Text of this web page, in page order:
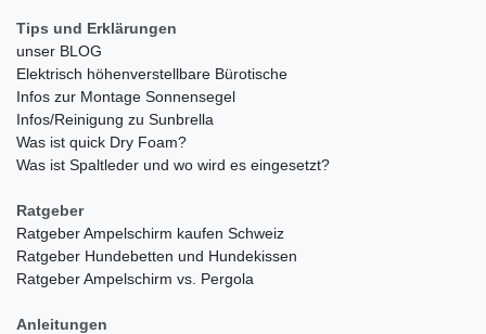
Tips und Erklärungen
unser BLOG
Elektrisch höhenverstellbare Bürotische
Infos zur Montage Sonnensegel
Infos/Reinigung zu Sunbrella
Was ist quick Dry Foam?
Was ist Spaltleder und wo wird es eingesetzt?
Ratgeber
Ratgeber Ampelschirm kaufen Schweiz
Ratgeber Hundebetten und Hundekissen
Ratgeber Ampelschirm vs. Pergola
Anleitungen